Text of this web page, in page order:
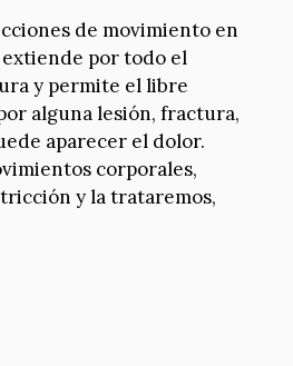
de movimiento en
extiende por todo el
y permite el libre
alguna lesión, fractura,
aparecer el dolor.
corporales,
y la trataremos,